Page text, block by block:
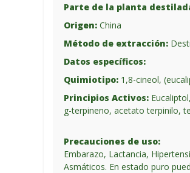
Parte de la planta
Origen: China
Método de extracción:
Datos específicos:
Quimiotipo: 1,8-cineol,
Principios Activos:
g-terpineno, acetato terpinilo,
Precauciones de uso:
Embarazo, Lactancia,
Asmáticos. En estado puro